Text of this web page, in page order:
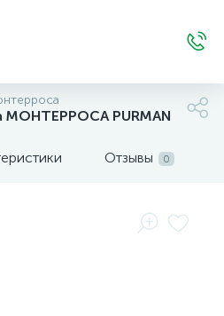
МОНТЕРРОСА PURMAN
Отзывы 0